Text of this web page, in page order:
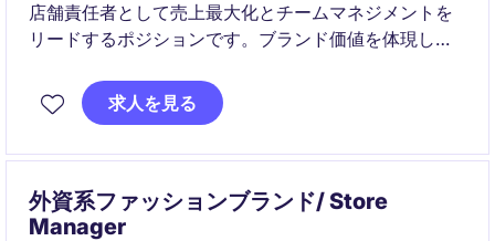
店舗責任者として売上最大化とチームマネジメントを
リードするポジションです。ブランド価値を体現しな
ます。
求人を見る
外資系ファッションブランド/ Store
Manager